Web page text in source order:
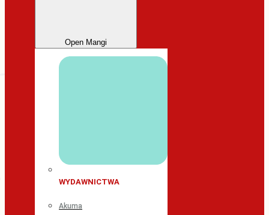
Open Mangi
WYDAWNICTWA
Akuma